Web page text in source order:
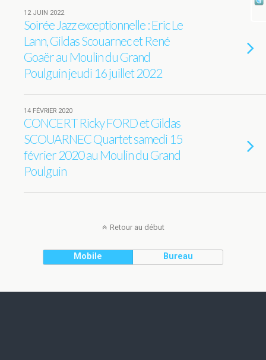
12 JUIN 2022
Soirée Jazz exceptionnelle : Eric Le
Lann, Gildas Scouarnec et René
Goaër au Moulin du Grand
Poulguin jeudi 16 juillet 2022
14 FÉVRIER 2020
CONCERT Ricky FORD et Gildas
SCOUARNEC Quartet samedi 15
février 2020 au Moulin du Grand
Poulguin
Retour au début
Mobile Bureau